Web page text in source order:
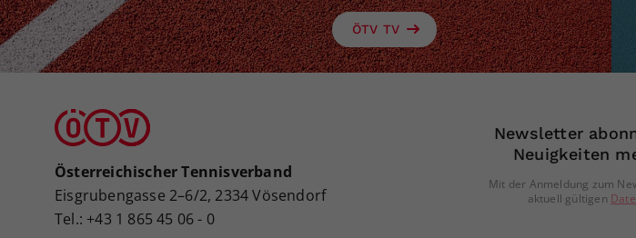
ÖTV TV
Österreichischer Tennisverband
Eisgrubengasse 2–6/2, 2334 Vösendorf
Tel.: +43 1 865 45 06 - 0
Newsletter
Neuigkeiten
Mit der Anmeldung zum
aktuell gültigen